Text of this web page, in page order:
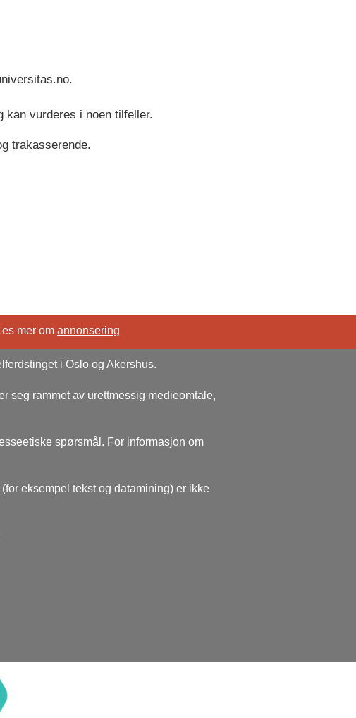
kan vurderes i noen tilfeller.
trakasserende.
mer omannonsering
i Oslo og Akershus.
seg rammet av urettmessig medieomtale,
spørsmål. For informasjon om
eksempel tekst og datamining) er ikke